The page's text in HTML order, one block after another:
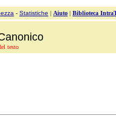
- Statistiche | Aiuto | Biblioteca
testo